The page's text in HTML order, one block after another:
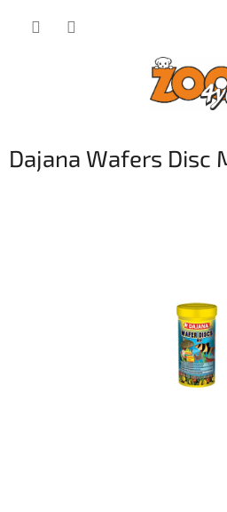
Dajana Wafers Disc